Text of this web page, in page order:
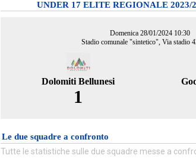
UNDER 17 ELITE REGIONALE 2023/
Domenica 28/01/2024 10:30
Stadio comunale "sintetico", Via stadio
Dolomiti Bellunesi
1
Le due squadre a confronto
Tutte le statistiche sulle due squadre messe a